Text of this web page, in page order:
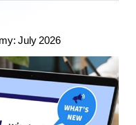
July 2026